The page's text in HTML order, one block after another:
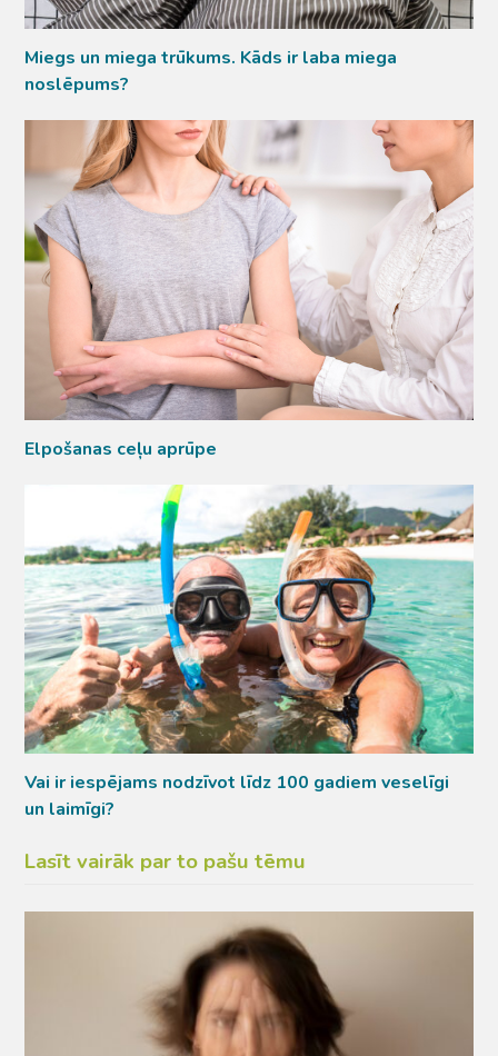
Miegs un miega trūkums. Kāds ir laba miega
noslēpums?
Elpošanas ceļu aprūpe
Vai ir iespējams nodzīvot līdz 100 gadiem veselīgi
un laimīgi?
Lasīt vairāk par to pašu tēmu